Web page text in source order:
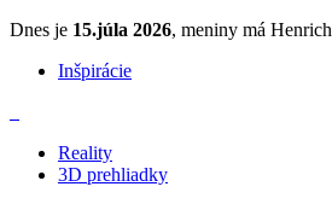
Dnes je 15.júla 2026, meniny má Henrich
Inšpirácie
Reality
3D prehliadky